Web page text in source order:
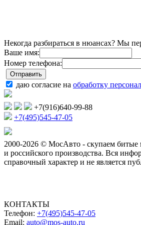
Некогда разбираться в нюансах? Мы
Ваше имя:
Номер телефона:
даю согласие на обработку
+7(916)640-99-88
+7(495)545-47-05
2000-2026 © МосАвто - скупаем
и российского производства. Вся
справочный характер и не является
КОНТАКТЫ
Телефон: +7(495)545-47-05
Email: auto@mos-auto.ru